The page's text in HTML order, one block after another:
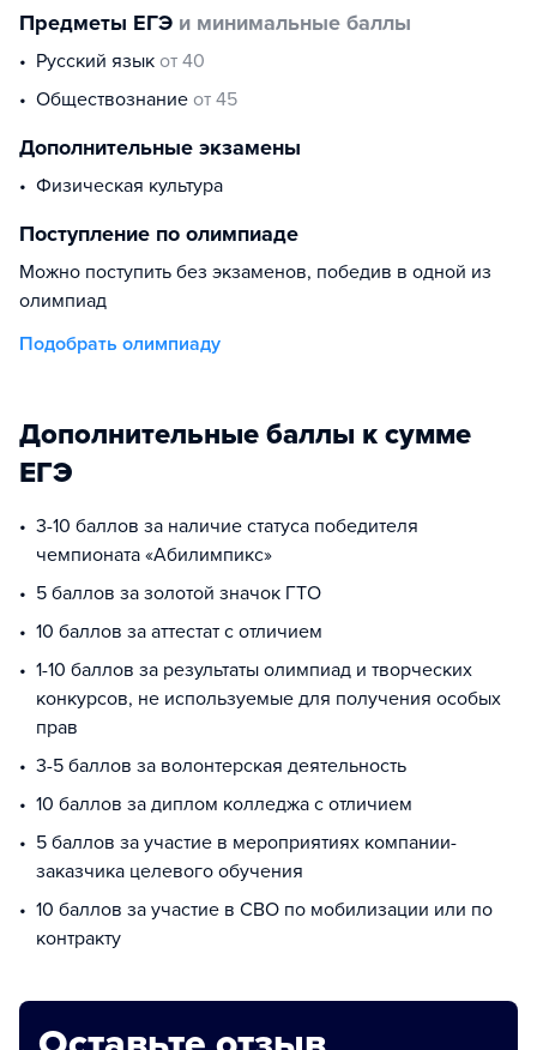
Предметы ЕГЭ и минимальные баллы
русский язык от 40
обществознание от 45
Дополнительные экзамены
физическая культура
Поступление по олимпиаде
Можно поступить без экзаменов, победив в одной из
олимпиад
Подобрать олимпиаду
Дополнительные баллы к сумме
ЕГЭ
3-10 баллов за наличие статуса победителя
чемпионата «Абилимпикс»
5 баллов за золотой значок ГТО
10 баллов за аттестат с отличием
1-10 баллов за результаты олимпиад и творческих
конкурсов, не используемые для получения особых
прав
3-5 баллов за волонтерская деятельность
10 баллов за диплом колледжа с отличием
5 баллов за участие в мероприятиях компании-
заказчика целевого обучения
10 баллов за участие в СВО по мобилизации или по
контракту